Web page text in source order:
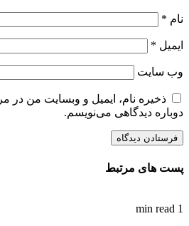
نام *
ایمیل *
وب‌ سایت
ذخیره نام، ایمیل و وبسایت من در
دوباره دیدگاهی می‌نویسم.
پست های مرتبط
1 min read